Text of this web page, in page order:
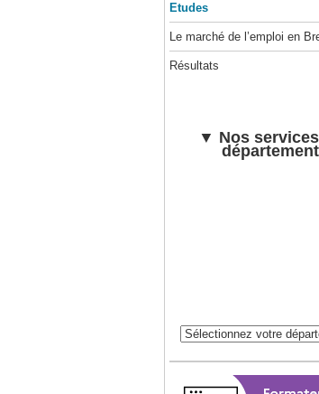
Etudes
Le marché de l’emploi en
Résultats
▼ Nos
département